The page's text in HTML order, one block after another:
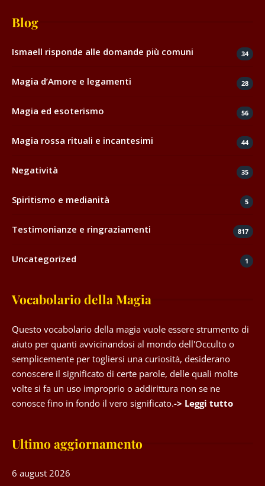
Blog
Ismaell risponde alle domande più comuni 34
Magia d’Amore e legamenti 28
Magia ed esoterismo 56
Magia rossa rituali e incantesimi 44
Negatività 35
Spiritismo e medianità 5
Testimonianze e ringraziamenti 817
Uncategorized 1
Vocabolario della Magia
Questo vocabolario della magia vuole essere strumento di
aiuto per quanti avvicinandosi al mondo dell'Occulto o
semplicemente per togliersi una curiosità, desiderano
conoscere il significato di certe parole, delle quali molte
volte si fa un uso improprio o addirittura non se ne
conosce fino in fondo il vero significato.-> Leggi tutto
Ultimo aggiornamento
6 august 2026